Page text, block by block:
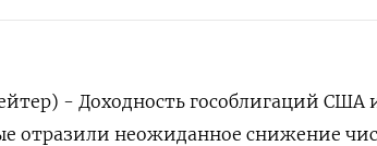
- Доходность гособлигаций США
отразили неожиданное снижение